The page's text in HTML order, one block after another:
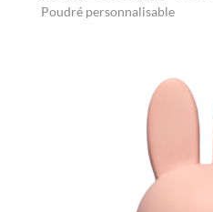
Poudré personnalisable